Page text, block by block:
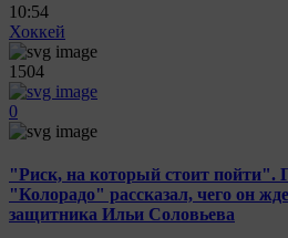
10:54
Хоккей
1504
0
"Риск, на который стоит пойти".
"Колорадо" рассказал, чего он
защитника Ильи Соловьева